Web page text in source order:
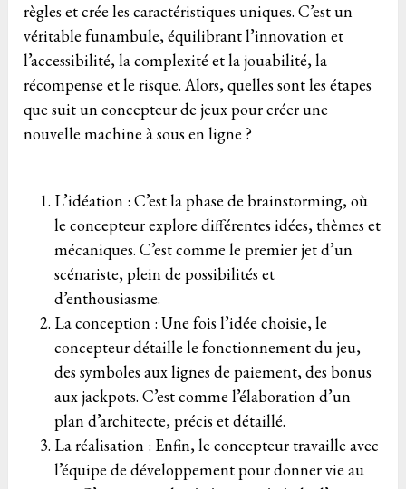
règles et crée les caractéristiques uniques. C’est un
véritable funambule, équilibrant l’innovation et
l’accessibilité, la complexité et la jouabilité, la
récompense et le risque. Alors, quelles sont les étapes
que suit un concepteur de jeux pour créer une
nouvelle machine à sous en ligne ?
L’idéation : C’est la phase de brainstorming, où
le concepteur explore différentes idées, thèmes et
mécaniques. C’est comme le premier jet d’un
scénariste, plein de possibilités et
d’enthousiasme.
La conception : Une fois l’idée choisie, le
concepteur détaille le fonctionnement du jeu,
des symboles aux lignes de paiement, des bonus
aux jackpots. C’est comme l’élaboration d’un
plan d’architecte, précis et détaillé.
La réalisation : Enfin, le concepteur travaille avec
l’équipe de développement pour donner vie au